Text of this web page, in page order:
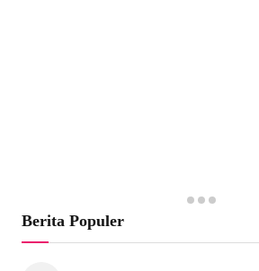
Berita Populer